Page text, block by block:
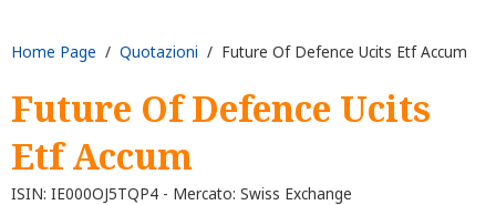
Home Page / Quotazioni / Future Of Defence Ucits Etf Accum
Future Of Defence Ucits
Etf Accum
ISIN: IE000OJ5TQP4 - Mercato: Swiss Exchange